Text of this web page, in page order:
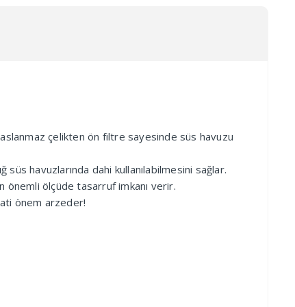
çelikten ön filtre sayesinde süs havuzu
süs havuzlarında dahi kullanılabilmesini sağlar.
önemli ölçüde tasarruf imkanı verir.
önem arzeder!